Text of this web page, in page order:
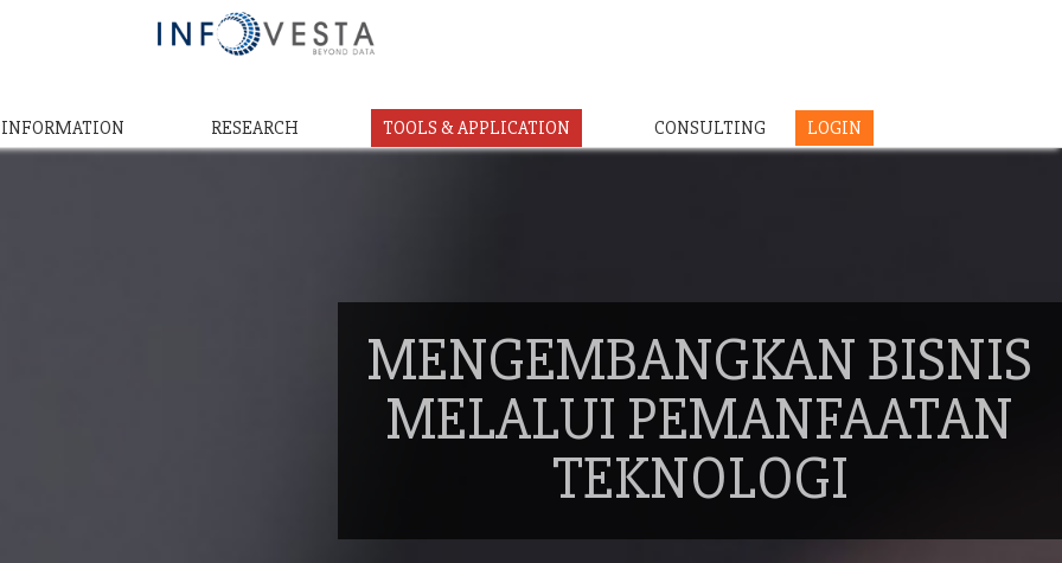
INFORMATION RESEARCH TOOLS & APPLICATION CONSULTING LOGIN
MENGEMBANGKAN BISNIS
MELALUI PEMANFAATAN
TEKNOLOGI